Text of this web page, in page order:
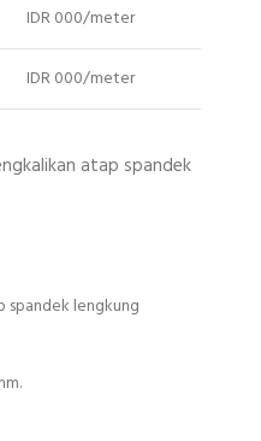
IDR 000/meter
IDR 000/meter
atap spandek
spandek lengkung